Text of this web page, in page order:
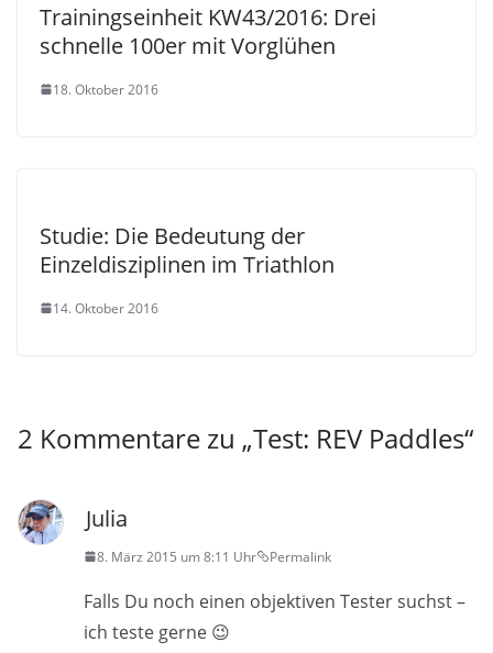
Trainingseinheit KW43/2016: Drei
schnelle 100er mit Vorglühen
18. Oktober 2016
Studie: Die Bedeutung der
Einzeldisziplinen im Triathlon
14. Oktober 2016
2 Kommentare zu „Test: REV Paddles“
Julia
8. März 2015 um 8:11 Uhr Permalink
Falls Du noch einen objektiven Tester suchst –
ich teste gerne 😉